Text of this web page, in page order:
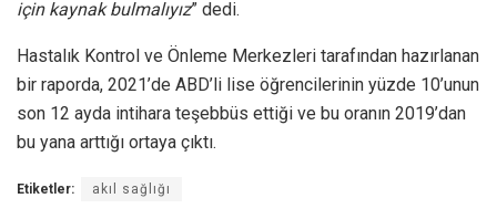
için kaynak bulmalıyız” dedi.
Hastalık Kontrol ve Önleme Merkezleri tarafından hazırlanan
bir raporda, 2021’de ABD’li lise öğrencilerinin yüzde 10’unun
son 12 ayda intihara teşebbüs ettiği ve bu oranın 2019’dan
bu yana arttığı ortaya çıktı.
Etiketler: akıl sağlığı